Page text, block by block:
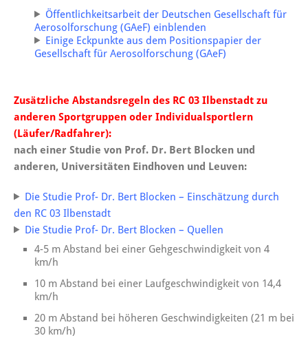
Öffentlichkeitsarbeit der Deutschen Gesellschaft für
Aerosolforschung (GAeF) einblenden
Einige Eckpunkte aus dem Positionspapier der
Gesellschaft für Aerosolforschung (GAeF)
Zusätzliche Abstandsregeln des RC 03 Ilbenstadt zu
anderen Sportgruppen oder Individualsportlern
(Läufer/Radfahrer):
nach einer Studie von Prof. Dr. Bert Blocken und
anderen, Universitäten Eindhoven und Leuven:
Die Studie Prof- Dr. Bert Blocken – Einschätzung durch
den RC 03 Ilbenstadt
Die Studie Prof- Dr. Bert Blocken – Quellen
4-5 m Abstand bei einer Gehgeschwindigkeit von 4
km/h
10 m Abstand bei einer Laufgeschwindigkeit von 14,4
km/h
20 m Abstand bei höheren Geschwindigkeiten (21 m bei
30 km/h)